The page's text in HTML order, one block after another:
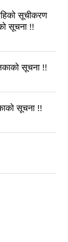
सूचीकरण
सूचना !!
सूचना !!
सूचना !!